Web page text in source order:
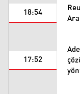
18:54
17:52